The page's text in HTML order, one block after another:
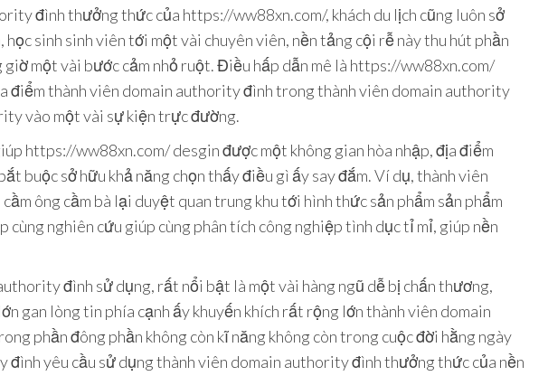
đình thưởng thức của https://ww88xn.com/, khách du lịch cũng luôn sở
sinh sinh viên tới một vài chuyên viên, nền tảng cội rễ này thu hút phần
một vài bước cảm nhỏ ruột. Điều hấp dẫn mê là https://ww88xn.com/
điểm thành viên domain authority đình trong thành viên domain authority
vào một vài sự kiện trực đường.
https://ww88xn.com/ desgin được một không gian hòa nhập, địa điểm
sở hữu khả năng chọn thấy điều gì ấy say đắm. Ví dụ, thành viên
ông cầm bà lại duyệt quan trung khu tới hình thức sản phẩm sản phẩm
nghiên cứu giúp cùng phân tích công nghiệp tình dục tỉ mỉ, giúp nền
đình sử dụng, rất nổi bật là một vài hàng ngũ dễ bị chấn thương,
gan lòng tin phía cạnh ấy khuyến khích rất rộng lớn thành viên domain
phần đông phần không còn kĩ năng không còn trong cuộc đời hằng ngày
yêu cầu sử dụng thành viên domain authority đình thưởng thức của nền